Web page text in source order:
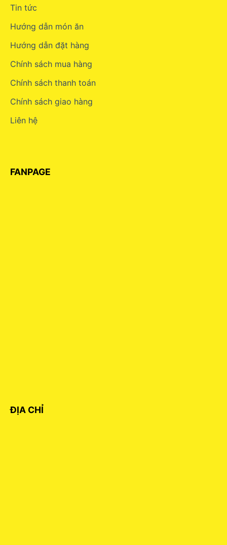
Tin tức
Hướng dẫn món ăn
Hướng dẫn đặt hàng
Chính sách mua hàng
Chính sách thanh toán
Chính sách giao hàng
Liên hệ
FANPAGE
ĐỊA CHỈ